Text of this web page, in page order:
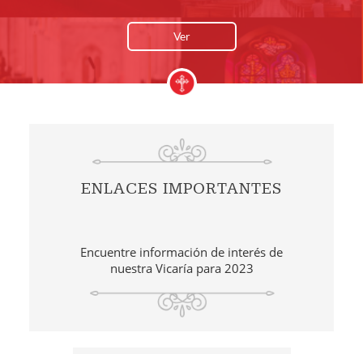
Ver
ENLACES IMPORTANTES
Encuentre información de interés de
nuestra Vicaría para 2023